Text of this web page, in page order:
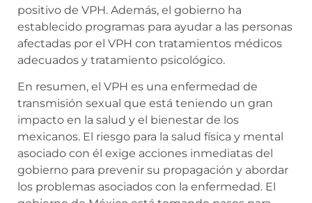
positivo de VPH. Además, el gobierno ha
establecido programas para ayudar a las personas
afectadas por el VPH con tratamientos médicos
adecuados y tratamiento psicológico.
En resumen, el VPH es una enfermedad de
transmisión sexual que está teniendo un gran
impacto en la salud y el bienestar de los
mexicanos. El riesgo para la salud física y mental
asociado con él exige acciones inmediatas del
gobierno para prevenir su propagación y abordar
los problemas asociados con la enfermedad. El